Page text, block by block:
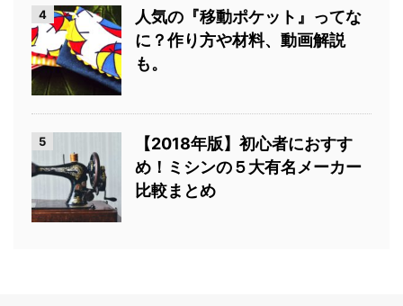
4
人気の『移動ポケット』ってな
に？作り方や材料、動画解説
も。
5
【2018年版】初心者におすす
め！ミシンの５大有名メーカー
比較まとめ